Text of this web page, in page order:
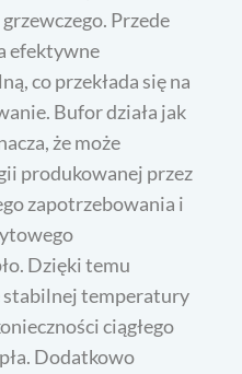
Przede
efektywne
co przekłada się na
Bufor działa jak
że może
produkowanej przez
zapotrzebowania i
Dzięki temu
temperatury
ciągłego
Dodatkowo